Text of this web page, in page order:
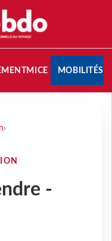
MICE MOBILITÉS
›
-